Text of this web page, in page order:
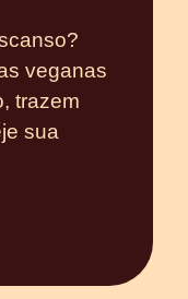
veganas
trazem
sua